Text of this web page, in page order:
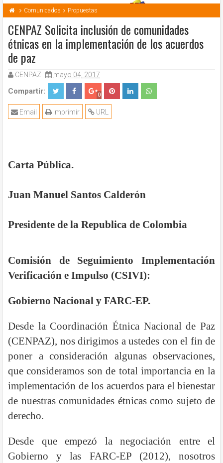
Comunicados Propuestas
CENPAZ Solicita inclusión de comunidades
étnicas en la implementación de los acuerdos
de paz
CENPAZ mayo 04, 2017
Compartir: 0
URL
Imprimir
Email
Carta Pública.
Juan Manuel Santos Calderón
Presidente de la Republica de Colombia
Comisión de Seguimiento Implementación
Verificación e Impulso (CSIVI):
Gobierno Nacional y FARC-EP.
Desde la Coordinación Étnica Nacional de Paz
(CENPAZ), nos dirigimos a ustedes con el fin de
poner a consideración algunas observaciones,
que consideramos son de total importancia en la
implementación de los acuerdos para el bienestar
de nuestras comunidades étnicas como sujeto de
derecho.
Desde que empezó la negociación entre el
Gobierno y las FARC-EP (2012), nosotros